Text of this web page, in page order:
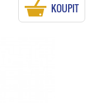
KOUPIT